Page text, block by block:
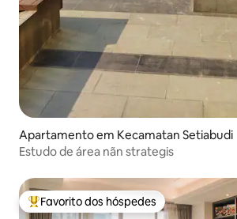
Apartamento em Kecamatan Setiabudi
Estudo de área nãn strategis
Favoritos dos hóspedes mais apreciados
Favorito dos hóspedes